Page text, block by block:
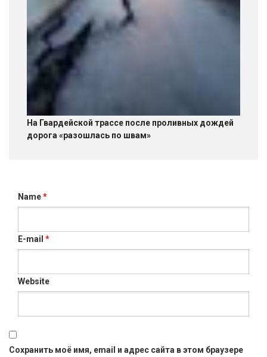
На Гвардейской трассе после проливных дождей
дорога «разошлась по швам»
Name*
E-mail *
Website
Сохранить моё имя, email и адрес сайта в этом браузере